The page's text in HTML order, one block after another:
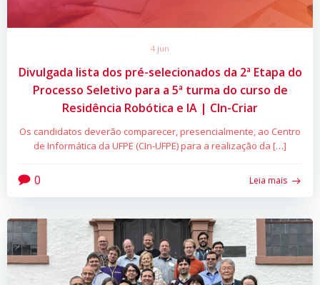
4 jun
Divulgada lista dos pré-selecionados da 2ª Etapa do
Processo Seletivo para a 5ª turma do curso de
Residência Robótica e IA | CIn-Criar
Os candidatos deverão comparecer, presencialmente, ao Centro
de Informática da UFPE (CIn-UFPE) para a realização da […]
0 Leia mais